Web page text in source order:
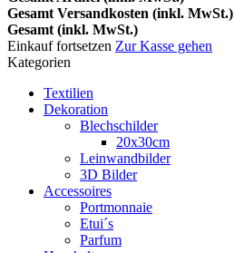
Gesamt Versandkosten (inkl. MwSt.)
Gesamt (inkl. MwSt.)
Einkauf fortsetzen Zur Kasse gehen
Kategorien
Textilien
Dekoration
Blechschilder
20x30cm
Leinwandbilder
3D Bilder
Accessoires
Portmonnaie
Etui´s
Parfum